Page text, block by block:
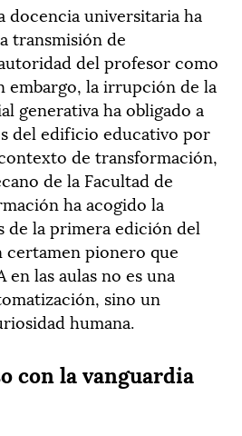
docencia universitaria ha
transmisión de
del profesor como
embargo, la irrupción de la
generativa ha obligado a
del edificio educativo por
de transformación,
de la Facultad de
ha acogido la
de la primera edición del
certamen pionero que
en las aulas no es una
sino un
humana.
con la vanguardia